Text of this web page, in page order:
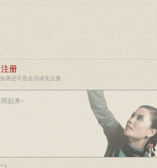
注册
果还不是会员请先注册